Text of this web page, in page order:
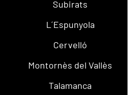
Subirats
L´Espunyola
Cervelló
Montornès del Vallès
Talamanca